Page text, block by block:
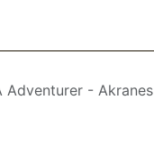
Adventurer - Akranes